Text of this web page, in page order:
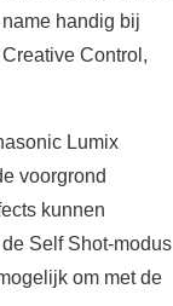
handig bij
Control,
Lumix
voorgrond
kunnen
Self Shot-modus
om met de